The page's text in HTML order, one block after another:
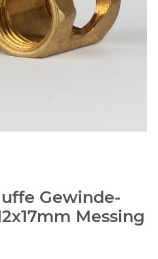
Gewinde-
Messing